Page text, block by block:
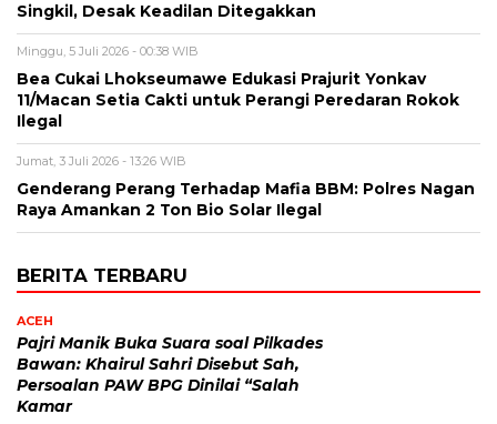
Singkil, Desak Keadilan Ditegakkan
Minggu, 5 Juli 2026 - 00:38 WIB
Bea Cukai Lhokseumawe Edukasi Prajurit Yonkav
11/Macan Setia Cakti untuk Perangi Peredaran Rokok
Ilegal
Jumat, 3 Juli 2026 - 13:26 WIB
Genderang Perang Terhadap Mafia BBM: Polres Nagan
Raya Amankan 2 Ton Bio Solar Ilegal
BERITA TERBARU
ACEH
Pajri Manik Buka Suara soal Pilkades
Bawan: Khairul Sahri Disebut Sah,
Persoalan PAW BPG Dinilai “Salah
Kamar